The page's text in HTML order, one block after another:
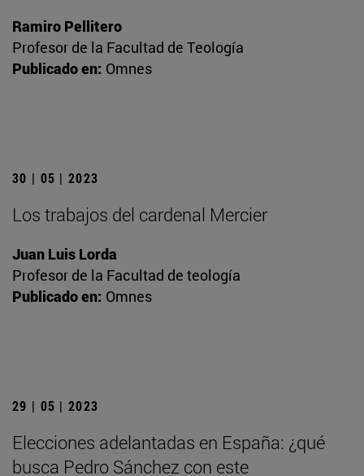
Ramiro Pellitero
Profesor de la Facultad de Teología
Publicado en: Omnes
30 | 05 | 2023
Los trabajos del cardenal Mercier
Juan Luis Lorda
Profesor de la Facultad de teología
Publicado en: Omnes
29 | 05 | 2023
Elecciones adelantadas en España: ¿qué
busca Pedro Sánchez con este